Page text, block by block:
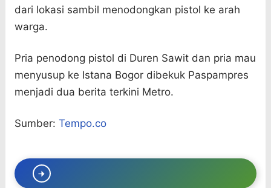
dari lokasi sambil menodongkan pistol ke arah
warga.
Pria penodong pistol di Duren Sawit dan pria mau
menyusup ke Istana Bogor dibekuk Paspampres
menjadi dua berita terkini Metro.
Sumber: Tempo.co